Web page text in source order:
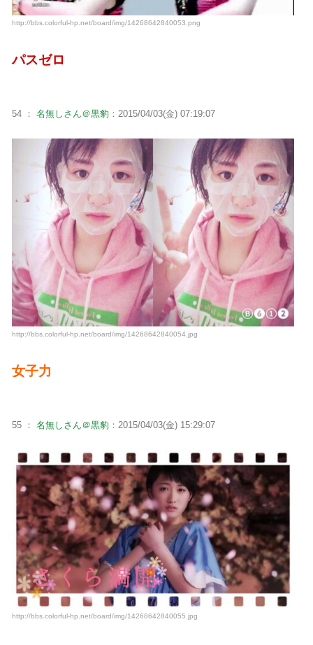
http://bbs.colorful-hp.net/board/img/14268642840053.png
パスゼロ
54 ： 名無しさん＠黒豹 ：2015/04/03(金) 07:19:07
http://bbs.colorful-hp.net/board/img/14268642840054.jpg
女子力
55 ： 名無しさん＠黒豹 ：2015/04/03(金) 15:29:07
http://bbs.colorful-hp.net/board/img/14268642840055.jpg